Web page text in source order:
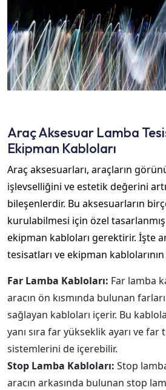
Araç Aksesuar Lamba
Ekipman Kabloları
Araç aksesuarları, araçların
işlevselliğini ve estetik değerini
bileşenlerdir. Bu aksesuarların
kurulabilmesi için özel
ekipman kabloları gerektirir. İşte
tesisatları ve ekipman
Far Lamba Kabloları: Far lamba
aracın ön kısmında bulunan
sağlayan kabloları içerir. Bu
yanı sıra far yükseklik ayarı ve far
sistemlerini de içerebilir.
Stop Lamba Kabloları: Stop
aracın arkasında bulunan stop